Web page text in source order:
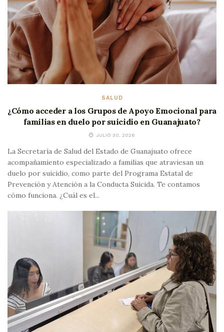
SALUD
¿Cómo acceder a los Grupos de Apoyo Emocional para
familias en duelo por suicidio en Guanajuato?
JULIO 30, 2026
La Secretaría de Salud del Estado de Guanajuato ofrece
acompañamiento especializado a familias que atraviesan un
duelo por suicidio, como parte del Programa Estatal de
Prevención y Atención a la Conducta Suicida. Te contamos
cómo funciona. ¿Cuál es el...